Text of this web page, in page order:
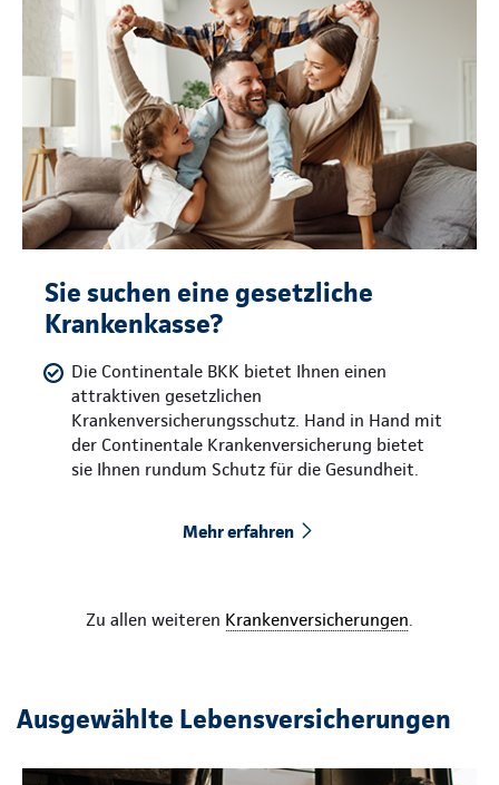
Sie suchen eine gesetzliche
Krankenkasse?
Die Continentale BKK bietet Ihnen einen
attraktiven gesetzlichen
Krankenversicherungsschutz. Hand in Hand mit
der Continentale Krankenversicherung bietet
sie Ihnen rundum Schutz für die Gesundheit.
Mehr erfahren
Zu allen weiteren Krankenversicherungen.
Ausgewählte Lebensversicherungen